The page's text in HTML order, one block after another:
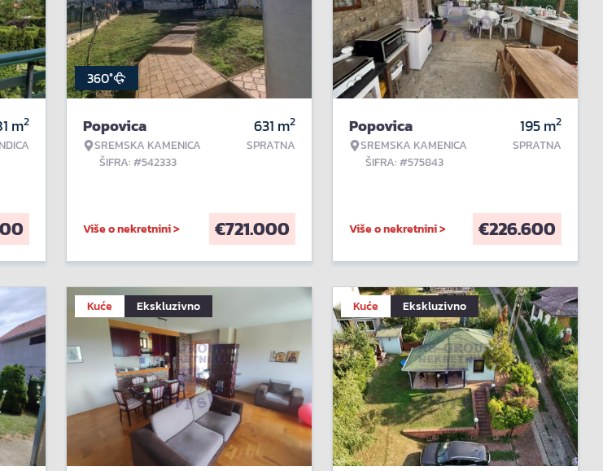
m2
360°
Popovica
SREMSKA KAMENICA
ŠIFRA: #542333
631 m2
SPRATNA
Više o nekretnini > €721.000
Popovica
SREMSKA KAMENICA
ŠIFRA: #575843
195m2
SPRATNA
Više o nekretnini > €226.600
Kuće Ekskluzivno Kuće Ekskluzivno